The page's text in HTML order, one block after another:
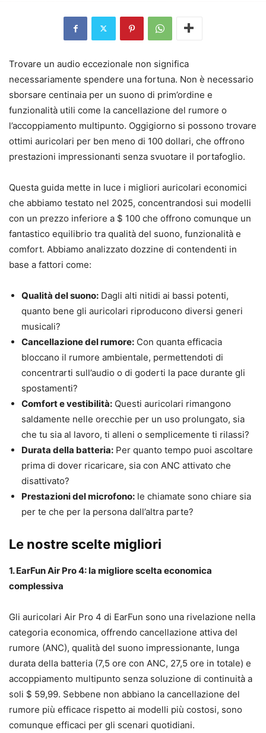
Trovare un audio eccezionale non significa
necessariamente spendere una fortuna. Non è necessario
sborsare centinaia per un suono di prim’ordine e
funzionalità utili come la cancellazione del rumore o
l’accoppiamento multipunto. Oggigiorno si possono trovare
ottimi auricolari per ben meno di 100 dollari, che offrono
prestazioni impressionanti senza svuotare il portafoglio.
Questa guida mette in luce i migliori auricolari economici
che abbiamo testato nel 2025, concentrandosi sui modelli
con un prezzo inferiore a $ 100 che offrono comunque un
fantastico equilibrio tra qualità del suono, funzionalità e
comfort. Abbiamo analizzato dozzine di contendenti in
base a fattori come:
Qualità del suono: Dagli alti nitidi ai bassi potenti,
quanto bene gli auricolari riproducono diversi generi
musicali?
Cancellazione del rumore: Con quanta efficacia
bloccano il rumore ambientale, permettendoti di
concentrarti sull’audio o di goderti la pace durante gli
spostamenti?
Comfort e vestibilità: Questi auricolari rimangono
saldamente nelle orecchie per un uso prolungato, sia
che tu sia al lavoro, ti alleni o semplicemente ti rilassi?
Durata della batteria: Per quanto tempo puoi ascoltare
prima di dover ricaricare, sia con ANC attivato che
disattivato?
Prestazioni del microfono: le chiamate sono chiare sia
per te che per la persona dall’altra parte?
Le nostre scelte migliori
1. EarFun Air Pro 4: la migliore scelta economica
complessiva
Gli auricolari Air Pro 4 di EarFun sono una rivelazione nella
categoria economica, offrendo cancellazione attiva del
rumore (ANC), qualità del suono impressionante, lunga
durata della batteria (7,5 ore con ANC, 27,5 ore in totale) e
accoppiamento multipunto senza soluzione di continuità a
soli $ 59,99. Sebbene non abbiano la cancellazione del
rumore più efficace rispetto ai modelli più costosi, sono
comunque efficaci per gli scenari quotidiani.